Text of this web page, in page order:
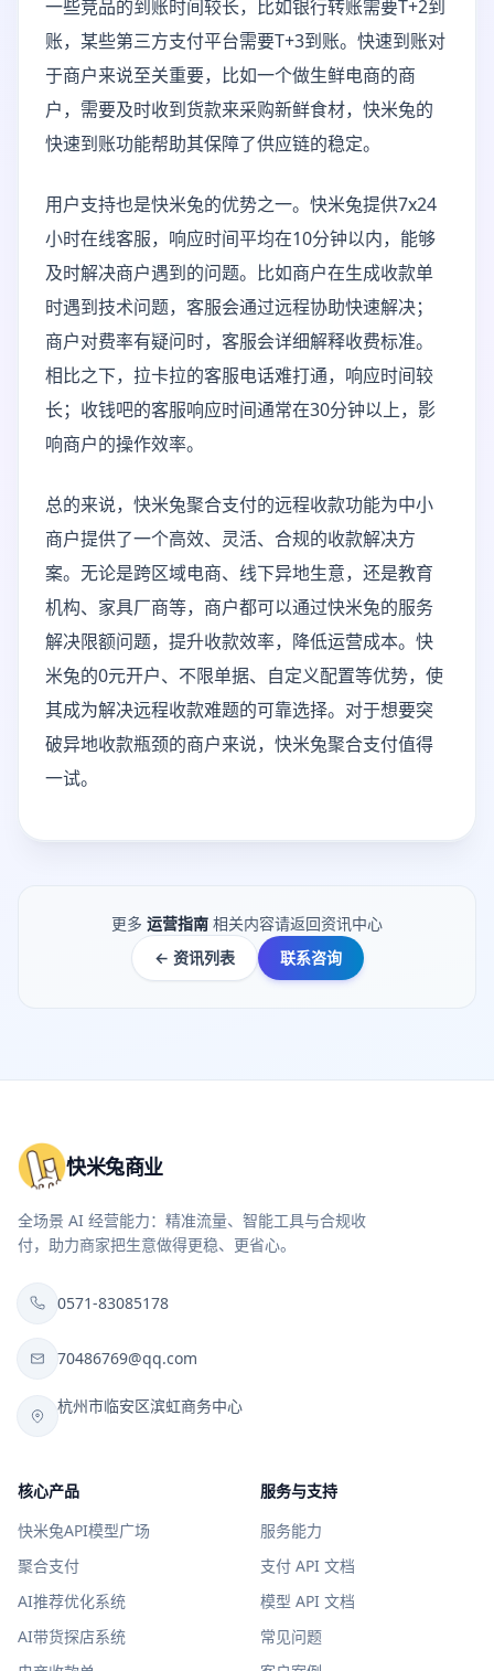
一些竞品的到账时间较长，比如银行转账需要T+2到
账，某些第三方支付平台需要T+3到账。快速到账对
于商户来说至关重要，比如一个做生鲜电商的商
户，需要及时收到货款来采购新鲜食材，快米兔的
快速到账功能帮助其保障了供应链的稳定。
用户支持也是快米兔的优势之一。快米兔提供7x24
小时在线客服，响应时间平均在10分钟以内，能够
及时解决商户遇到的问题。比如商户在生成收款单
时遇到技术问题，客服会通过远程协助快速解决；
商户对费率有疑问时，客服会详细解释收费标准。
相比之下，拉卡拉的客服电话难打通，响应时间较
长；收钱吧的客服响应时间通常在30分钟以上，影
响商户的操作效率。
总的来说，快米兔聚合支付的远程收款功能为中小
商户提供了一个高效、灵活、合规的收款解决方
案。无论是跨区域电商、线下异地生意，还是教育
机构、家具厂商等，商户都可以通过快米兔的服务
解决限额问题，提升收款效率，降低运营成本。快
米兔的0元开户、不限单据、自定义配置等优势，使
其成为解决远程收款难题的可靠选择。对于想要突
破异地收款瓶颈的商户来说，快米兔聚合支付值得
一试。
更多 运营指南 相关内容请返回资讯中心
← 资讯列表
联系咨询
快米兔商业
全场景 AI 经营能力：精准流量、智能工具与合规收
付，助力商家把生意做得更稳、更省心。
0571-83085178
70486769@qq.com
杭州市临安区滨虹商务中心
核心产品
快米兔API模型广场
聚合支付
AI推荐优化系统
AI带货探店系统
服务与支持
服务能力
支付 API 文档
模型 API 文档
常见问题